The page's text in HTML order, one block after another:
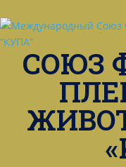
СОЮЗ